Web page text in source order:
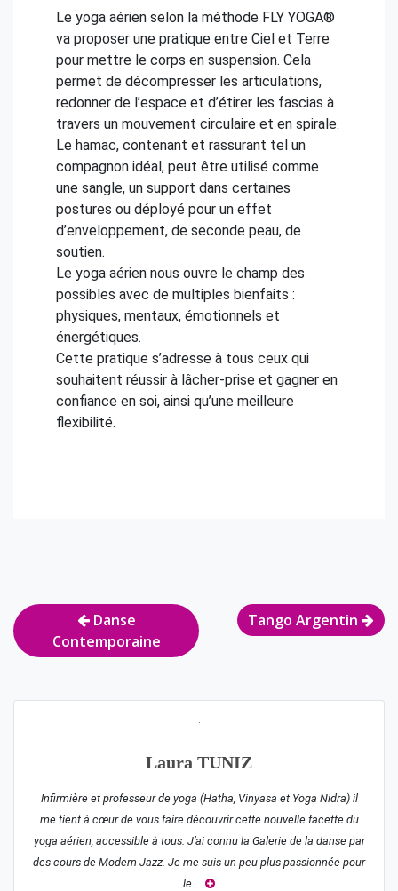
Le yoga aérien selon la méthode FLY YOGA®
va proposer une pratique entre Ciel et Terre
pour mettre le corps en suspension. Cela
permet de décompresser les articulations,
redonner de l’espace et d’étirer les fascias à
travers un mouvement circulaire et en spirale.
Le hamac, contenant et rassurant tel un
compagnon idéal, peut être utilisé comme
une sangle, un support dans certaines
postures ou déployé pour un effet
d’enveloppement, de seconde peau, de
soutien.
Le yoga aérien nous ouvre le champ des
possibles avec de multiples bienfaits :
physiques, mentaux, émotionnels et
énergétiques.
Cette pratique s’adresse à tous ceux qui
souhaitent réussir à lâcher-prise et gagner en
confiance en soi, ainsi qu’une meilleure
flexibilité.
Navigation
de
Danse
Contemporaine
Tango Argentin
Laura TUNIZ
Infirmière et professeur de yoga (Hatha, Vinyasa et Yoga Nidra) il
me tient à cœur de vous faire découvrir cette nouvelle facette du
yoga aérien, accessible à tous. J’ai connu la Galerie de la danse par
des cours de Modern Jazz. Je me suis un peu plus passionnée pour
le ...